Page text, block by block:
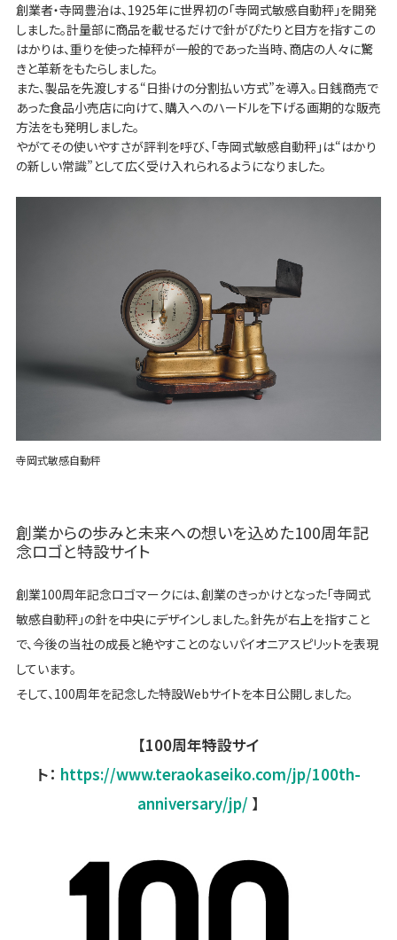
寺岡式敏感自動秤
創業者・寺岡豊治は、1925年に世界初の「寺岡式敏感自動秤」を開発
しました。計量部に商品を載せるだけで針がぴたりと目方を指すこの
はかりは、重りを使った棹秤が一般的であった当時、商店の人々に驚
きと革新をもたらしました。
また、製品を先渡しする“日掛けの分割払い方式”を導入。日銭商売で
あった食品小売店に向けて、購入へのハードルを下げる画期的な販売
方法をも発明しました。
やがてその使いやすさが評判を呼び、「寺岡式敏感自動秤」は“はかり
の新しい常識”として広く受け入れられるようになりました。
創業からの歩みと未来への想いを込めた100周年記
念ロゴと特設サイト
創業100周年記念ロゴマークには、創業のきっかけとなった「寺岡式
敏感自動秤」の針を中央にデザインしました。針先が右上を指すこと
で、今後の当社の成長と絶やすことのないパイオニアスピリットを表現
しています。
そして、100周年を記念した特設Webサイトを本日公開しました。
【100周年特設サイ
ト： https://www.teraokaseiko.com/jp/100th-
anniversary/jp/ 】